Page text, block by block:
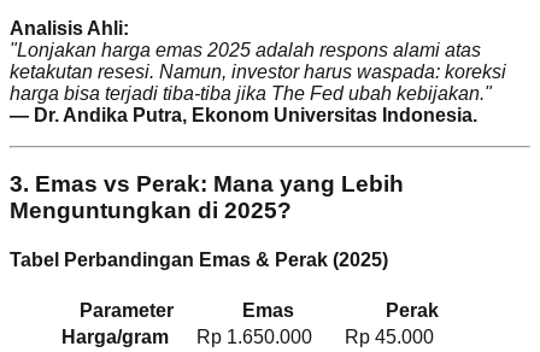
Analisis Ahli:
"Lonjakan harga emas 2025 adalah respons alami atas
ketakutan resesi. Namun, investor harus waspada: koreksi
harga bisa terjadi tiba-tiba jika The Fed ubah kebijakan."
— Dr. Andika Putra, Ekonom Universitas Indonesia.
3. Emas vs Perak: Mana yang Lebih
Menguntungkan di 2025?
Tabel Perbandingan Emas & Perak (2025)
Parameter Emas
Perak
Harga/gram
Rp 1.650.000
Rp 45.000